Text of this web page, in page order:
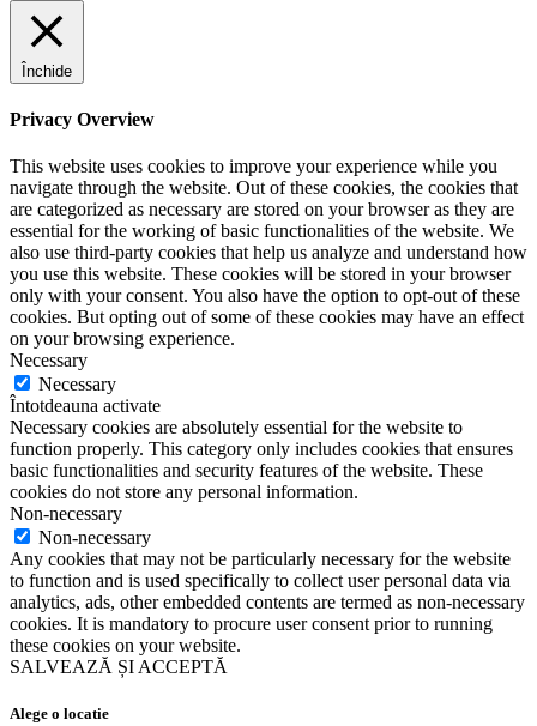
Închide
Privacy Overview
This website uses cookies to improve your experience while you
navigate through the website. Out of these cookies, the cookies that
are categorized as necessary are stored on your browser as they are
essential for the working of basic functionalities of the website. We
also use third-party cookies that help us analyze and understand how
you use this website. These cookies will be stored in your browser
only with your consent. You also have the option to opt-out of these
cookies. But opting out of some of these cookies may have an effect
on your browsing experience.
Necessary
Necessary
Întotdeauna activate
Necessary cookies are absolutely essential for the website to
function properly. This category only includes cookies that ensures
basic functionalities and security features of the website. These
cookies do not store any personal information.
Non-necessary
Non-necessary
Any cookies that may not be particularly necessary for the website
to function and is used specifically to collect user personal data via
analytics, ads, other embedded contents are termed as non-necessary
cookies. It is mandatory to procure user consent prior to running
these cookies on your website.
SALVEAZĂ ȘI ACCEPTĂ
Alege o locatie